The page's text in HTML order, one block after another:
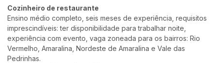
Cozinheiro de restaurante
Ensino médio completo, seis meses de experiência, requisitos
imprescindíveis: ter disponibilidade para trabalhar noite,
experiência com evento, vaga zoneada para os bairros: Rio
Vermelho, Amaralina, Nordeste de Amaralina e Vale das
Pedrinhas.